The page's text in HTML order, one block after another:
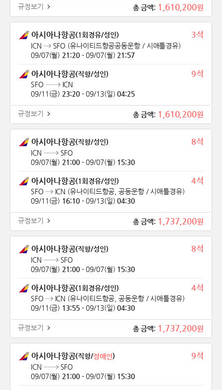
총 금액: 1,610,200원
규정보기
아시아나항공(1회경유/성인) 3석
ICN SFO (유나이티드항공공동운항 / 시애틀경유)
09/07(월) 21:20 - 09/07(월) 21:57
아시아나항공(직항/성인) 9석
SFO
ICN
09/11(금) 23:20 - 09/13(일) 04:25
총 금액: 1,610,200원
규정보기
아시아나항공(직항/성인) 8석
ICN
SFO
09/07(월) 21:00 - 09/07(월) 15:30
아시아나항공(1회경유/성인) 4석
SFO ICN (유나이티드항공, 공동운항 / 시애틀경유)
09/11(금) 16:10 - 09/13(일) 04:30
총 금액: 1,737,200원
규정보기
아시아나항공(직항/성인) 8석
ICN
SFO
09/07(월) 21:00 - 09/07(월) 15:30
아시아나항공(1회경유/성인) 4석
SFO ICN (유나이티드항공, 공동운항 / 시애틀경유)
09/11(금) 13:55 - 09/13(일) 04:30
총 금액: 1,737,200원
규정보기
아시아나항공(직항/장애인) 9석
ICN
SFO
09/07(월) 21:00 - 09/07(월) 15:30